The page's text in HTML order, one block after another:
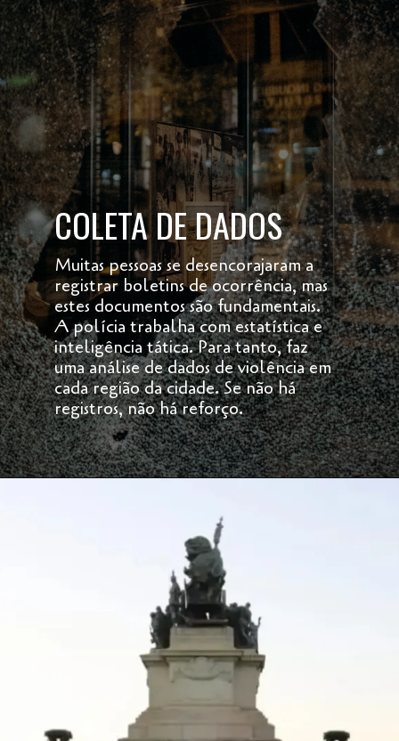
COLETA DE DADOS
Muitas pessoas se desencorajaram a
registrar boletins de ocorrência, mas
estes documentos são fundamentais.
A polícia trabalha com estatística e
inteligência tática. Para tanto, faz
uma análise de dados de violência em
cada região da cidade. Se não há
registros, não há reforço.